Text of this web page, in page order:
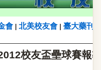
會 北美校友會 臺大藥刊
校友盃壘球賽報